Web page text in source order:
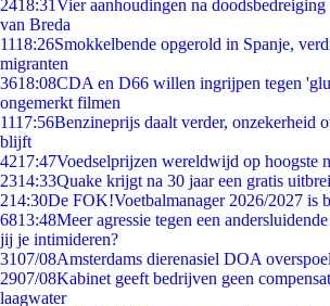
2418:31Vier aanhoudingen na doodsbedreiging
van Breda
1118:26Smokkelbende opgerold in Spanje,
migranten
3618:08CDA en D66 willen ingrijpen tegen
ongemerkt filmen
1117:56Benzineprijs daalt verder, onzekerheid
blijft
4217:47Voedselprijzen wereldwijd op hoogste
2314:33Quake krijgt na 30 jaar een gratis
214:30De FOK!Voetbalmanager 2026/2027 is
6813:48Meer agressie tegen een
jij je intimideren?
3107/08Amsterdams dierenasiel DOA
2907/08Kabinet geeft bedrijven geen
laagwater